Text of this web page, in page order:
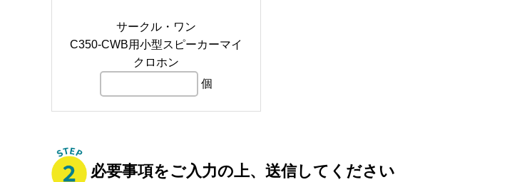
サークル・ワン
C350-CWB用小型スピーカーマイ
クロホン
個
必要事項をご入力の上、送信してください